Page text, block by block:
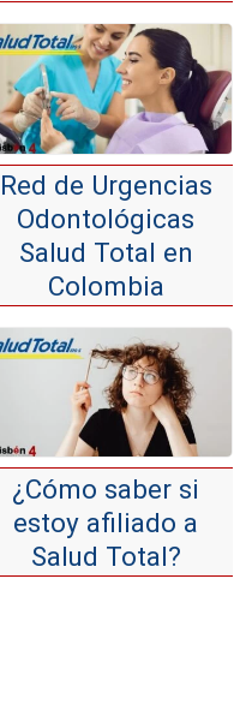
Red de Urgencias
Odontológicas
Salud Total en
Colombia
¿Cómo saber si
estoy afiliado a
Salud Total?